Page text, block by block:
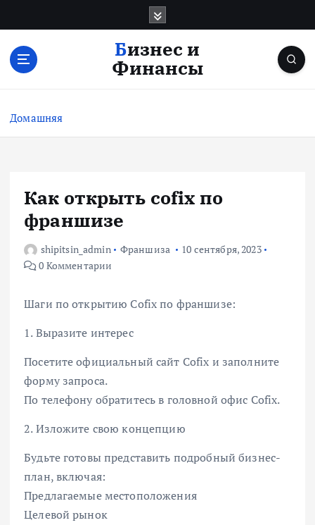
с
Бизнес и
Финансы
Домашняя
Как открыть cofix по
франшизе
shipitsin_admin Франшиза
10 сентября, 2023
0 Комментарии
Шаги по открытию Cofix по франшизе:
1. Выразите интерес
Посетите официальный сайт Cofix и заполните
форму запроса.
По телефону обратитесь в головной офис Cofix.
2. Изложите свою концепцию
Будьте готовы представить подробный бизнес-
план, включая:
Предлагаемые местоположения
Целевой рынок